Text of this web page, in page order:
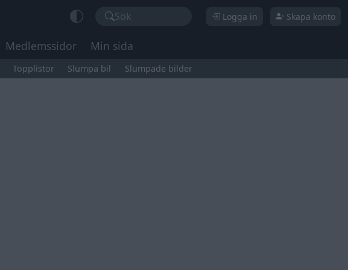
Sök Logga in Skapa konto
Medlemssidor Min sida
Topplistor Slumpa bil Slumpade bilder